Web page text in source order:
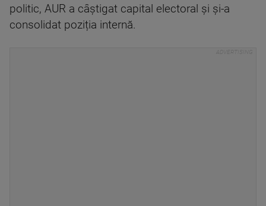
politic, AUR a câștigat capital electoral și și-a
consolidat poziția internă.